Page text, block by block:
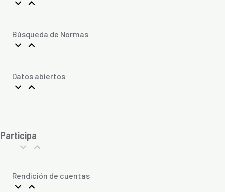
Búsqueda de Normas
Datos abiertos
Participa
Rendición de cuentas